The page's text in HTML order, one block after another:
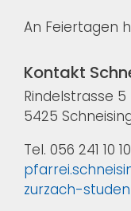
An Feiertagen
Kontakt
Rindelstrasse 5
5425
Tel. 056 241 10 10
zurzach-